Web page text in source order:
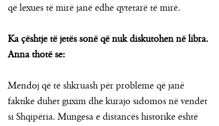
që lexues të mirë janë edhe qytetarë të mirë.
Ka çështje të jetës sonë që nuk diskutohen në libra.
Anna thotë se:
Mendoj që të shkruash për probleme që janë
faktike duhet guxim dhe kurajo sidomos në vendet
si Shqipëria. Mungesa e distancës historike është